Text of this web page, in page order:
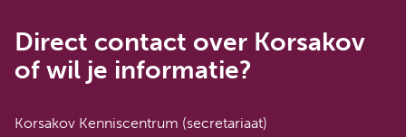
Direct contact over Korsakov
of wil je informatie?
Korsakov Kenniscentrum (secretariaat)